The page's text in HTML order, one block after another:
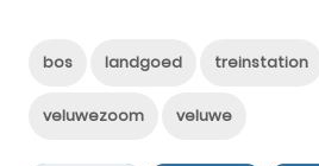
bos landgoed treinstation
veluwezoom veluwe